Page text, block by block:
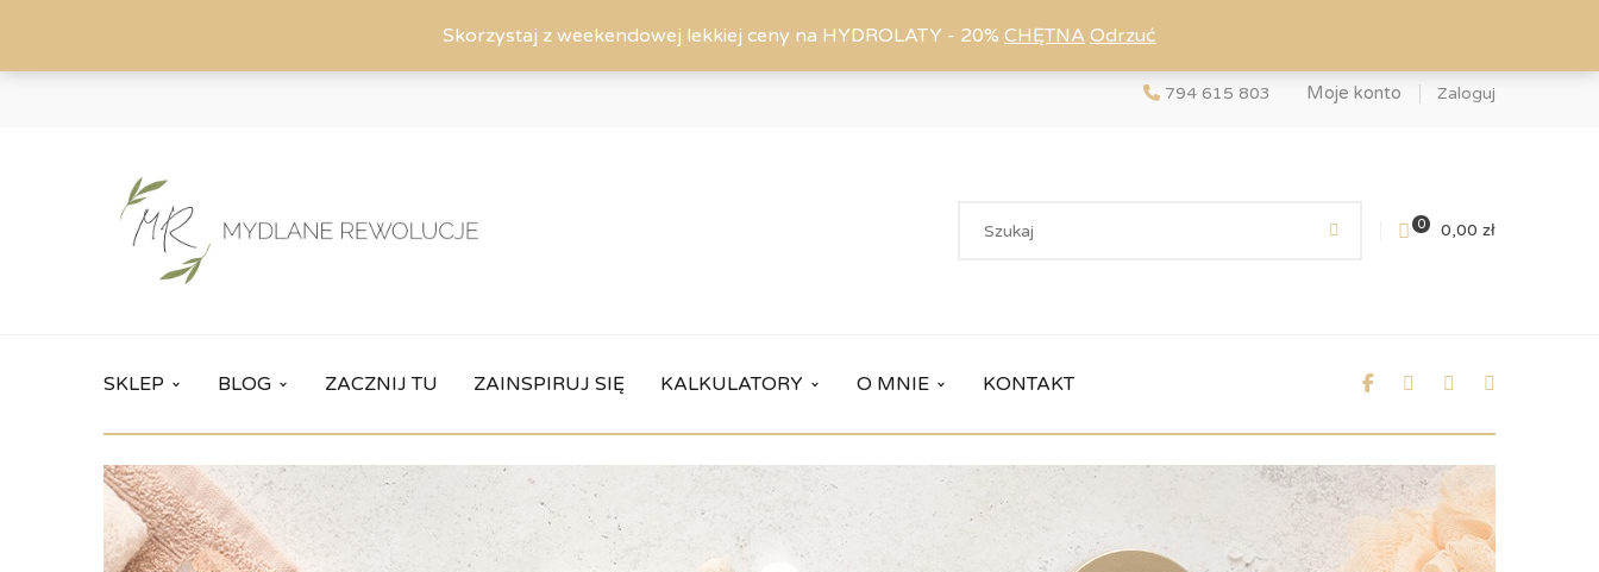
Skorzystaj z weekendowej lekkiej ceny na HYDROLATY - 20% CHĘTNA Odrzuć
794 615 803 Moje konto Zaloguj
0 0,00 zł
SKLEP BLOG ZACZNIJ TU ZAINSPIRUJ SIĘ KALKULATORY O MNIE KONTAKT